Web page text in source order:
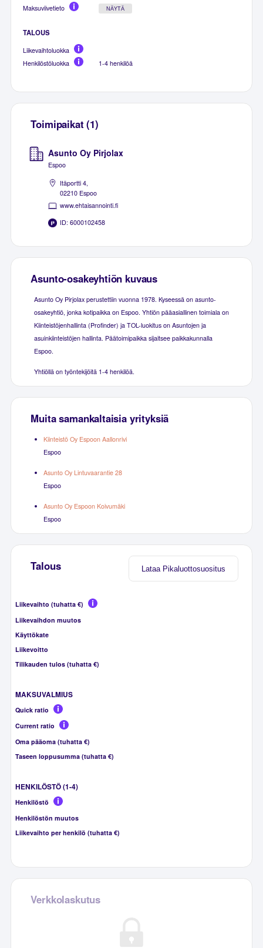
Maksuviivetieto
NÄYTÄ
TALOUS
Liikevaihtoluokka
Henkilöstöluokka
1-4 henkilöä
Toimipaikat (1)
Asunto Oy Pirjolax
Espoo
Itäportti 4,
02210 Espoo
www.ehtaisannointi.fi
ID: 6000102458
Asunto-osakeyhtiön kuvaus
Asunto Oy Pirjolax perustettiin vuonna 1978. Kyseessä on asunto-
osakeyhtiö, jonka kotipaikka on Espoo. Yhtiön pääasiallinen toimiala on
Kiinteistöjenhallinta (Profinder) ja TOL-luokitus on Asuntojen ja
asuinkiinteistöjen hallinta. Päätoimipaikka sijaitsee paikkakunnalla
Espoo.
Yhtiöllä on työntekijöitä 1-4 henkilöä.
Muita samankaltaisia yrityksiä
Kiinteistö Oy Espoon Aallonrivi
Espoo
Asunto Oy Lintuvaarantie 28
Espoo
Asunto Oy Espoon Koivumäki
Espoo
Lataa Pikaluottosuositus
Talous
Liikevaihto (tuhatta €)
Liikevaihdon muutos
Käyttökate
Liikevoitto
Tilikauden tulos (tuhatta €)
MAKSUVALMIUS
Quick ratio
Current ratio
Oma pääoma (tuhatta €)
Taseen loppusumma (tuhatta €)
HENKILÖSTÖ (1-4)
Henkilöstö
Henkilöstön muutos
Liikevaihto per henkilö (tuhatta €)
Verkkolaskutus